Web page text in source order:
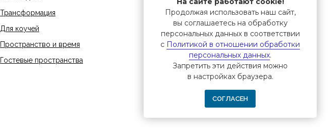
Трансформация
Для коучей
Пространство и время
Гостевые пространства
данных
Оферта
Продолжая использовать наш сайт,
вы соглашаетесь на обработку
персональных данных в соответствии
с Политикой в отношении обработки
персональных данных.
Запретить эти действия можно
в настройках браузера.
СОГЛАСЕН